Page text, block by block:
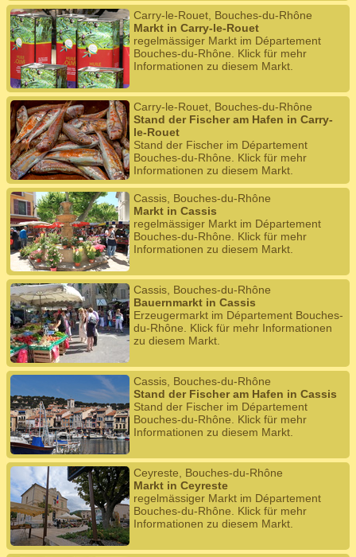
Carry-le-Rouet, Bouches-du-Rhône
Markt in Carry-le-Rouet
regelmässiger Markt im Département
Bouches-du-Rhône. Klick für mehr
Informationen zu diesem Markt.
Carry-le-Rouet, Bouches-du-Rhône
Stand der Fischer am Hafen in Carry-
le-Rouet
Stand der Fischer im Département
Bouches-du-Rhône. Klick für mehr
Informationen zu diesem Markt.
Cassis, Bouches-du-Rhône
Markt in Cassis
regelmässiger Markt im Département
Bouches-du-Rhône. Klick für mehr
Informationen zu diesem Markt.
Cassis, Bouches-du-Rhône
Bauernmarkt in Cassis
Erzeugermarkt im Département Bouches-
du-Rhône. Klick für mehr Informationen
zu diesem Markt.
Cassis, Bouches-du-Rhône
Stand der Fischer am Hafen in Cassis
Stand der Fischer im Département
Bouches-du-Rhône. Klick für mehr
Informationen zu diesem Markt.
Ceyreste, Bouches-du-Rhône
Markt in Ceyreste
regelmässiger Markt im Département
Bouches-du-Rhône. Klick für mehr
Informationen zu diesem Markt.